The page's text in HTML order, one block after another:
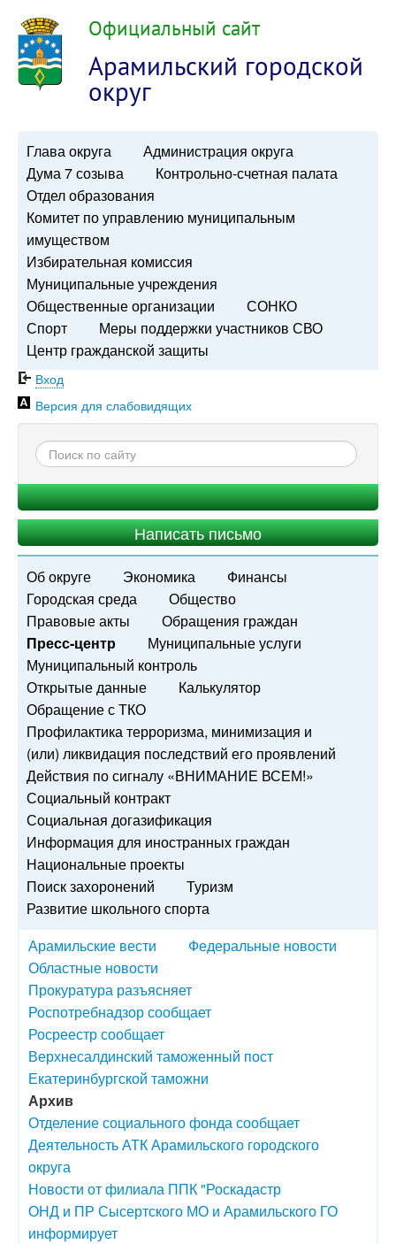
Официальный сайт
Арамильский городской
округ
Глава округа
Администрация округа
Дума 7 созыва
Контрольно-счетная палата
Отдел образования
Комитет по управлению муниципальным
имуществом
Избирательная комиссия
Муниципальные учреждения
Общественные организации
СОНКО
Спорт
Меры поддержки участников СВО
Центр гражданской защиты
Вход
Версия для слабовидящих
Написать письмо
Об округе Экономика
Финансы
Городская среда
Общество
Правовые акты
Обращения граждан
Пресс-центр
Муниципальные услуги
Муниципальный контроль
Открытые данные
Калькулятор
Обращение с ТКО
Профилактика терроризма, минимизация и
(или) ликвидация последствий его проявлений
Действия по сигналу «ВНИМАНИЕ ВСЕМ!»
Социальный контракт
Социальная догазификация
Информация для иностранных граждан
Национальные проекты
Поиск захоронений
Туризм
Развитие школьного спорта
Арамильские вести
Федеральные новости
Областные новости
Прокуратура разъясняет
Роспотребнадзор сообщает
Росреестр сообщает
Верхнесалдинский таможенный пост
Екатеринбургской таможни
Архив
Отделение социального фонда сообщает
Деятельность АТК Арамильского городского
округа
Новости от филиала ППК "Роскадастр
ОНД и ПР Сысертского МО и Арамильского ГО
информирует